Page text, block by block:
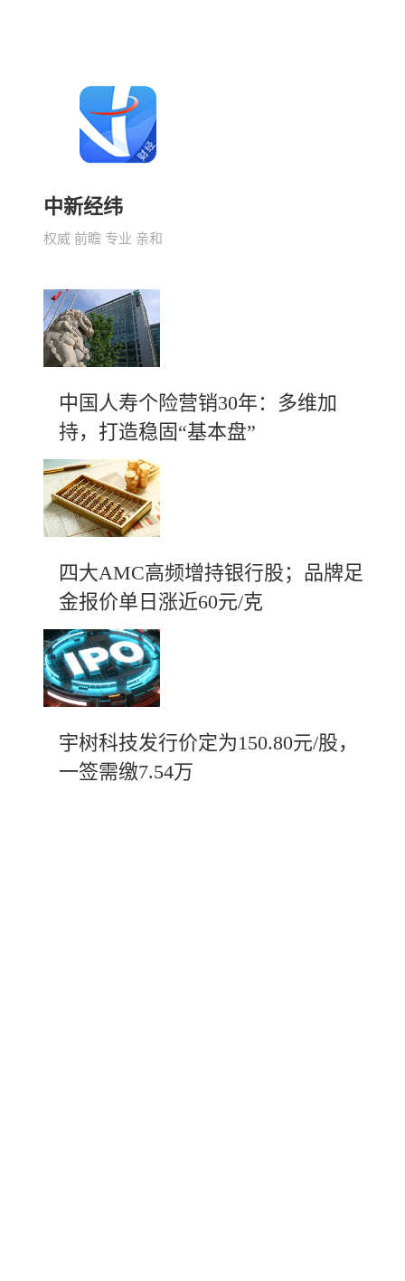
中新经纬
权威 前瞻 专业 亲和
中国人寿个险营销30年：多维加
持，打造稳固“基本盘”
四大AMC高频增持银行股；品牌足
金报价单日涨近60元/克
宇树科技发行价定为150.80元/股，
一签需缴7.54万